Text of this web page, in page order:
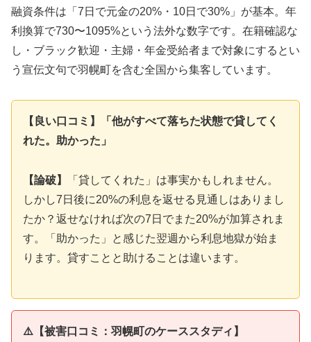
融資条件は「7日で元金の20%・10日で30%」が基本。年
利換算で730〜1095%という法外な数字です。在籍確認な
し・ブラック歓迎・主婦・年金受給者まで対象にするとい
う宣伝文句で羽幌町を含む全国から集客しています。
【良い口コミ】「他がすべて落ちた状態で貸してく
れた。助かった」
【論破】
「貸してくれた」は事実かもしれません。
しかし7日後に20%の利息を返せる見通しはありまし
たか？返せなければ次の7日でまた20%が加算されま
す。「助かった」と感じた翌週から利息地獄が始ま
ります。貸すことと助けることは違います。
⚠️【被害口コミ：羽幌町のケーススタディ】